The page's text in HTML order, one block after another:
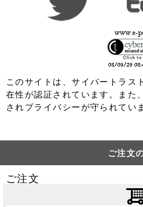
このサイトは、サイバートラス
在性が認証されています。また
されプライバシーが守られてい
ご注文
ご注文